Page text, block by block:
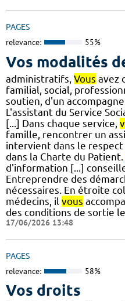
PAGES
relevance: 55%
Vos modalités
administratifs, Vous avez
familial, social,
soutien, d'un
L'assistant du Service
[...] Dans chaque service,
famille, rencontrer un
intervient dans le
dans la Charte du Patient.
d'information [...]
Entreprendre des
nécessaires. En étroite
médecins, il vous
des conditions de sortie
17/06/2026 13:48
PAGES
relevance: 58%
Vos droits